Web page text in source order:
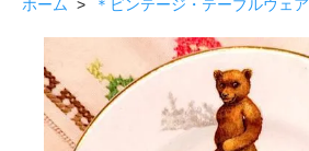
ホーム > ＊ビンテージ・テーブルウェア